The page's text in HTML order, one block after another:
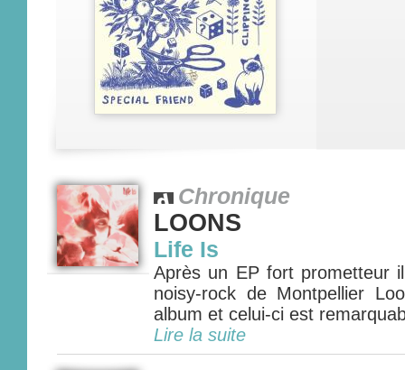
Chronique
LOONS
Life Is
Après un EP fort prometteur
noisy-rock de Montpellier
album et celui-ci est
Lire la suite